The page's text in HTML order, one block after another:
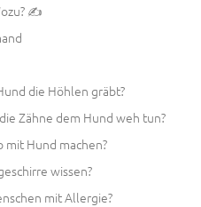
✍
die Höhlen gräbt?
Zähne dem Hund weh tun?
mit Hund machen?
wissen?
mit Allergie?